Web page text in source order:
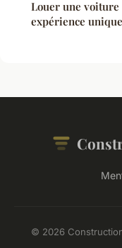
Louer une voiture
expérience unique
© 2026